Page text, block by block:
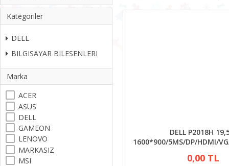
Kategoriler
DELL
BILGISAYAR BILESENLERI
Marka
ACER
ASUS
DELL
GAMEON
LENOVO
MARKASIZ
MSI
DELL P2018H
1600*900/5MS/DP/HDMI/
0,00 TL